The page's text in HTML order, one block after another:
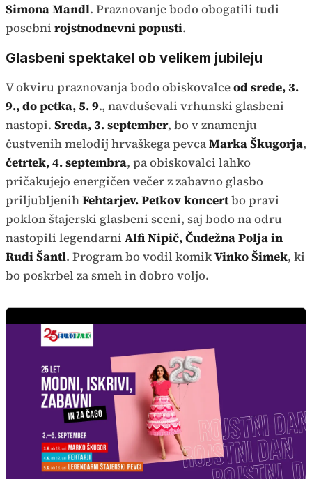
Simona Mandl. Praznovanje bodo obogatili tudi
posebni rojstnodnevni popusti.
Glasbeni spektakel ob velikem jubileju
V okviru praznovanja bodo obiskovalceod srede, 3.
9., do petka, 5. 9., navduševali vrhunski glasbeni
nastopi. Sreda, 3. september, bo v znamenju
čustvenih melodij hrvaškega pevcaMarka Škugorja,
četrtek, 4. septembra, pa obiskovalci lahko
pričakujejo energičen večer z zabavno glasbo
priljubljenihFehtarjev.Petkov koncertbo pravi
poklon štajerski glasbeni sceni, saj bodo na odru
nastopili legendarni Alfi Nipič, Čudežna Polja in
Rudi Šantl. Program bo vodil komikVinko Šimek, ki
bo poskrbel za smeh in dobro voljo.